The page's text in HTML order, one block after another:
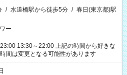
/ 水道橋駅から徒歩5分 / 春日(東京都)駅
ー
22:00 上記の時間から好きな
間は変更となる可能性があります